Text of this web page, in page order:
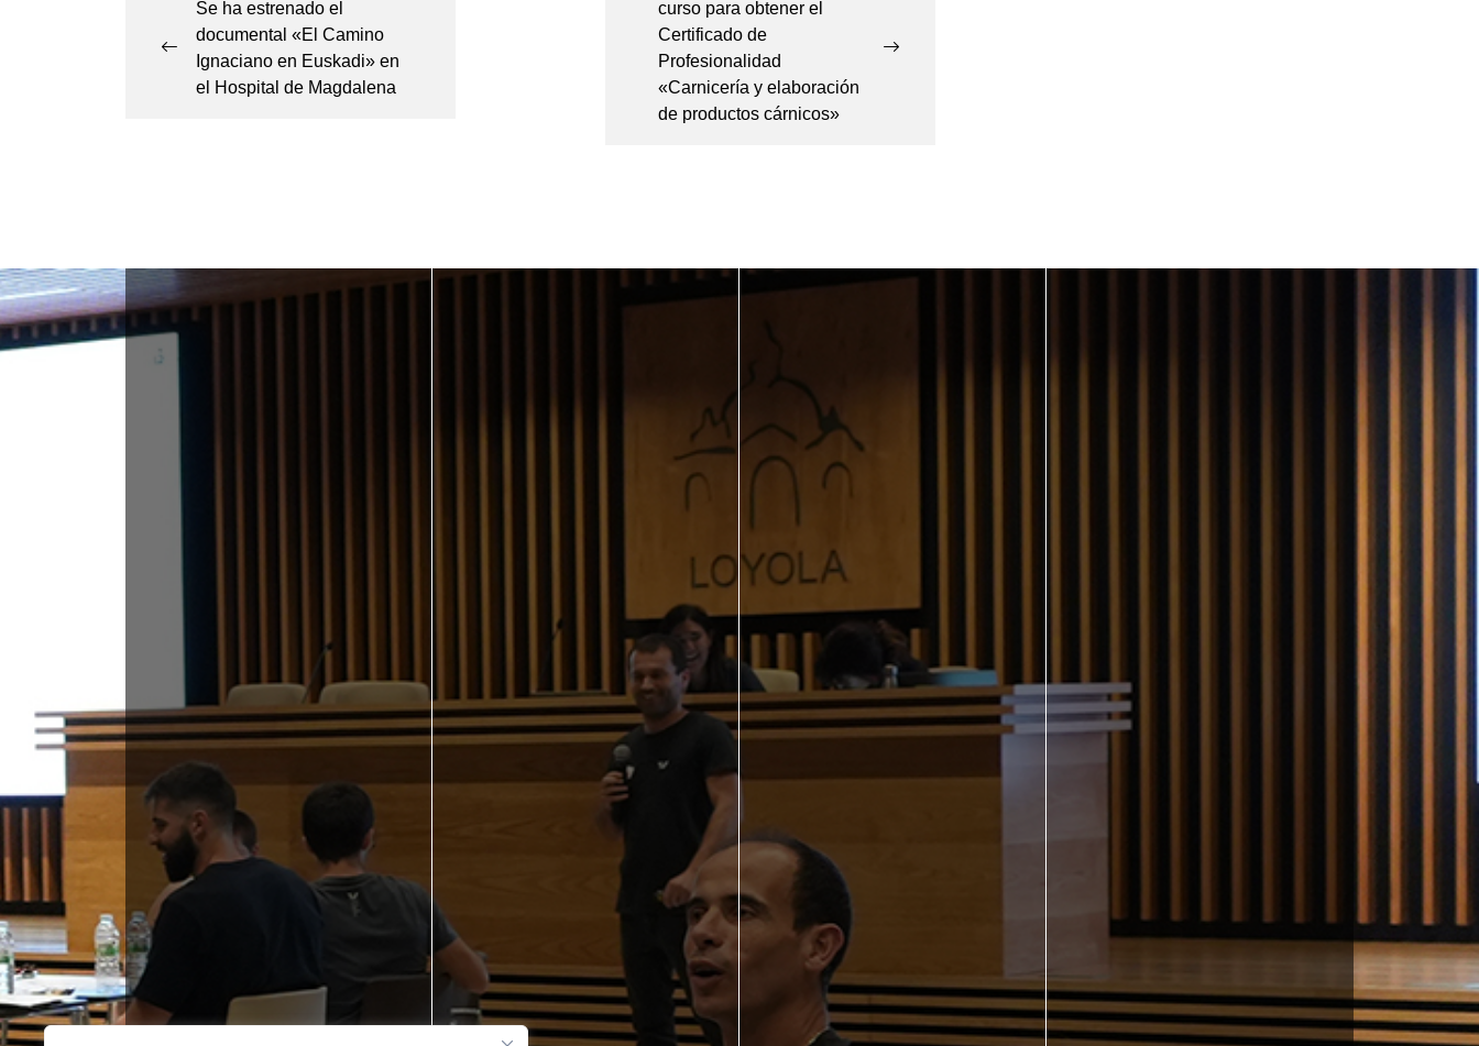
entradas
Se ha estrenado el
documental «El Camino
Ignaciano en Euskadi» en
el Hospital de Magdalena
curso para obtener el
Certificado de
Profesionalidad
«Carnicería y elaboración
de productos cárnicos»